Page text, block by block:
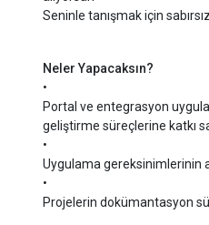
Seninle tanışmak için
Neler Yapacaksın?
•
Portal ve entegrasyon
geliştirme süreçlerine katkı
•
Uygulama gereksinimlerinin
•
Projelerin dokümantasyon